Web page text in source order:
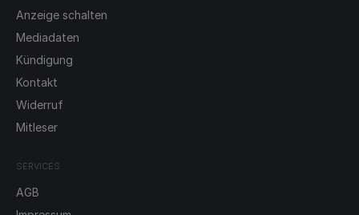
Anzeige schalten
Mediadaten
Kündigung
Kontakt
Widerruf
Mitleser
SERVICES
AGB